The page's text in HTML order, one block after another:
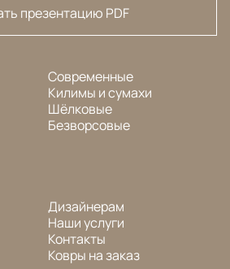
презентацию PDF
Современные
Килимы и сумахи
Шёлковые
Безворсовые
Дизайнерам
Наши услуги
Контакты
Ковры на заказ